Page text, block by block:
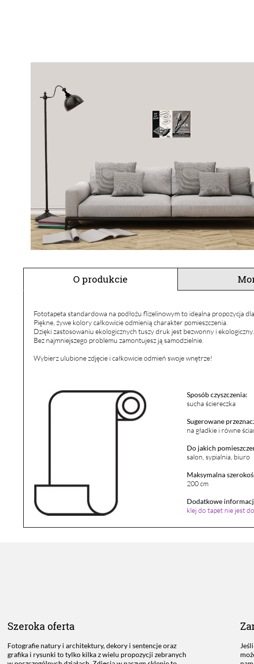
O produkcie
Fototapeta standardowa na podłożu flizelinowym to idealna propozycja
Piękne, żywe kolory całkowicie odmienią charakter pomieszczenia.
Dzięki zastosowaniu ekologicznych tuszy druk jest bezwonny i ekologiczny.
Bez najmniejszego problemu zamontujesz ją samodzielnie.
Wybierz ulubione zdjęcie i całkowicie odmień swoje wnętrze!
Sposób czyszczenia:
sucha ściereczka
Sugerowane
na gładkie i równe
Do jakich
salon, sypialnia, biuro
Maksymalna
200 cm
Dodatkowe
klej do tapet nie jest
Szeroka oferta
Fotografie natury i architektury, dekory i sentencje oraz
grafika i rysunki to tylko kilka z wielu propozycji zebranych